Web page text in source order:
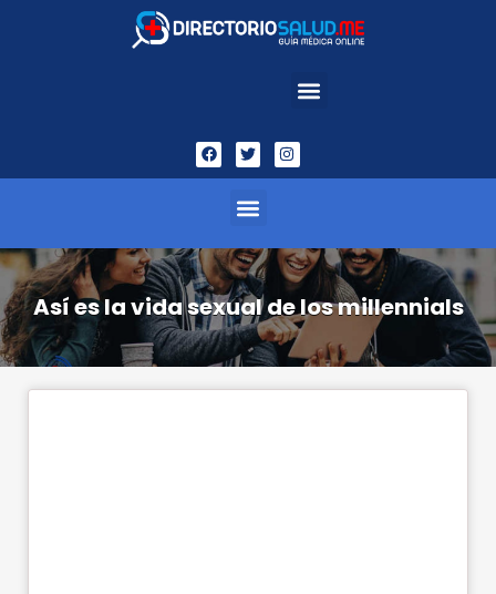
Así es la vida sexual de los millennials